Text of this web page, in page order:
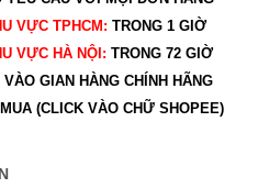
VỰC TPHCM: TRONG 1 GIỜ
VỰC HÀ NỘI: TRONG 72 GIỜ
VÀO GIAN HÀNG CHÍNH HÃNG
(CLICK VÀO CHỮ SHOPEE)